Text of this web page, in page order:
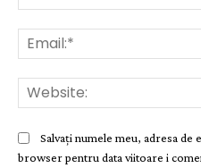
Salvați numele meu, adresa de
browser pentru data viitoare i